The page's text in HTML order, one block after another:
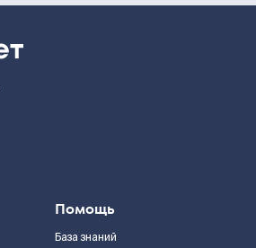
Помощь
База знаний